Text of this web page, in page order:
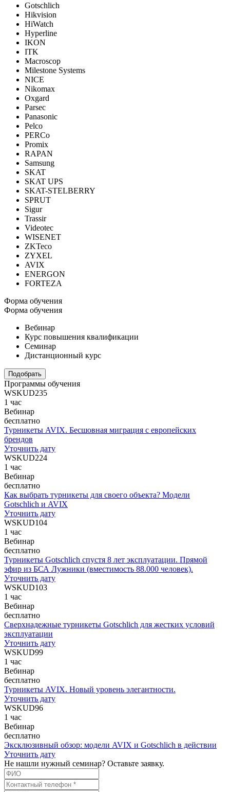
Gotschlich
Hikvision
HiWatch
Hyperline
IKON
ITK
Macroscop
Milestone Systems
NICE
Nikomax
Oxgard
Parsec
Panasonic
Pelco
PERCo
Promix
RAPAN
Samsung
SKAT
SKAT UPS
SKAT-STELBERRY
SPRUT
Sigur
Trassir
Videotec
WISENET
ZKTeco
ZYXEL
AVIX
ENERGON
FORTEZA
Форма обучения
Форма обучения
Вебинар
Курс повышения квалификации
Семинар
Дистанционный курс
Подобрать
Программы обучения
WSKUD235
1 час
Вебинар
бесплатно
Турникеты AVIX. Бесшовная миграция с европейских
брендов
Уточнить дату
WSKUD224
1 час
Вебинар
бесплатно
Как выбрать турникеты для своего объекта? Модели
Gotschlich и AVIX
Уточнить дату
WSKUD104
1 час
Вебинар
бесплатно
Турникеты Gotschlich спустя 8 лет эксплуатации. Прямой
эфир из БСА Лужники (вместимость 88.000 человек).
Уточнить дату
WSKUD103
1 час
Вебинар
бесплатно
Сверхнадежные турникеты Gotschlich для жестких условий
эксплуатации
Уточнить дату
WSKUD99
1 час
Вебинар
бесплатно
Турникеты AVIX. Новый уровень элегантности.
Уточнить дату
WSKUD96
1 час
Вебинар
бесплатно
Эксклюзивный обзор: модели AVIX и Gotschlich в действии
Уточнить дату
Не нашли нужный семинар? Оставьте заявку.